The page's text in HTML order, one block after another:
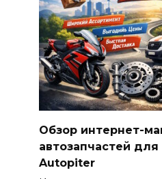
Обзор интернет-
автозапчастей
Autopiter